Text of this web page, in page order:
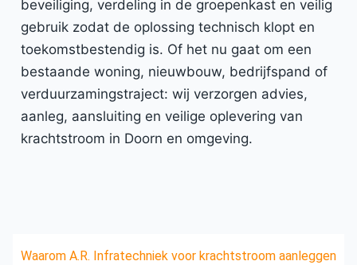
beveiliging, verdeling in de groepenkast en veilig
gebruik zodat de oplossing technisch klopt en
toekomstbestendig is. Of het nu gaat om een
bestaande woning, nieuwbouw, bedrijfspand of
verduurzamingstraject: wij verzorgen advies,
aanleg, aansluiting en veilige oplevering van
krachtstroom in Doorn en omgeving.
Waarom A.R. Infratechniek voor krachtstroom aanleggen